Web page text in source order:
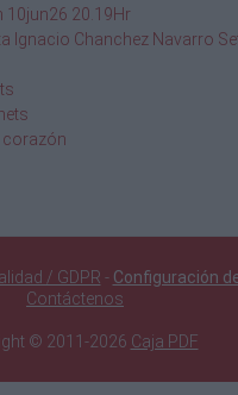
10jun26 20.19Hr
Ignacio Chanchez Navarro
corazón
/ GDPR - Configuración
Contáctenos
© 2011-2026 Caja PDF